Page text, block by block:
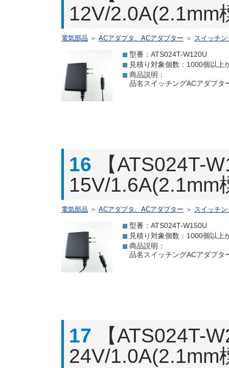
12V/2.0A(2.1mm
電気部品 ＞ ACアダプタ、ACアダプター ＞ スイッチ
型番：ATS024T-W120U
見積り対象個数：1000個以上
商品説明：
品名スイッチングACアダプタ
16
【ATS024T-
15V/1.6A(2.1mm
電気部品 ＞ ACアダプタ、ACアダプター ＞ スイッチ
型番：ATS024T-W150U
見積り対象個数：1000個以上
商品説明：
品名スイッチングACアダプタ
17
【ATS024T-
24V/1.0A(2.1mm